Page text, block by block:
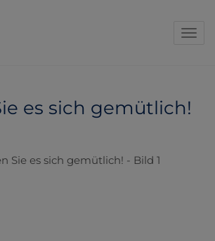
es sich gemütlich!